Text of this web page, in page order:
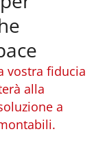
vostra fiducia
alla
a